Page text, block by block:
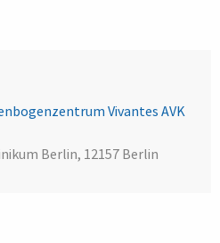
Vivantes AVK
Berlin, 12157 Berlin